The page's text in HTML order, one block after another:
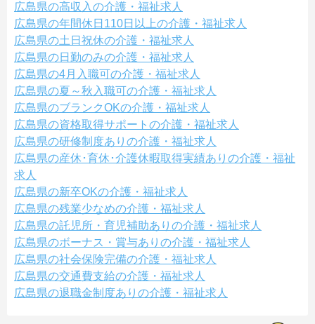
広島県の高収入の介護・福祉求人
広島県の年間休日110日以上の介護・福祉求人
広島県の土日祝休の介護・福祉求人
広島県の日勤のみの介護・福祉求人
広島県の4月入職可の介護・福祉求人
広島県の夏～秋入職可の介護・福祉求人
広島県のブランクOKの介護・福祉求人
広島県の資格取得サポートの介護・福祉求人
広島県の研修制度ありの介護・福祉求人
広島県の産休･育休･介護休暇取得実績ありの介護・福祉
求人
広島県の新卒OKの介護・福祉求人
広島県の残業少なめの介護・福祉求人
広島県の託児所・育児補助ありの介護・福祉求人
広島県のボーナス・賞与ありの介護・福祉求人
広島県の社会保険完備の介護・福祉求人
広島県の交通費支給の介護・福祉求人
広島県の退職金制度ありの介護・福祉求人